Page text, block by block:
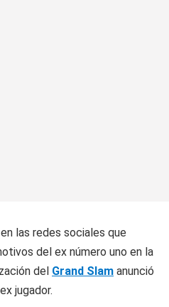
las redes sociales que
del ex número uno en la
del Grand Slam anunció
jugador.